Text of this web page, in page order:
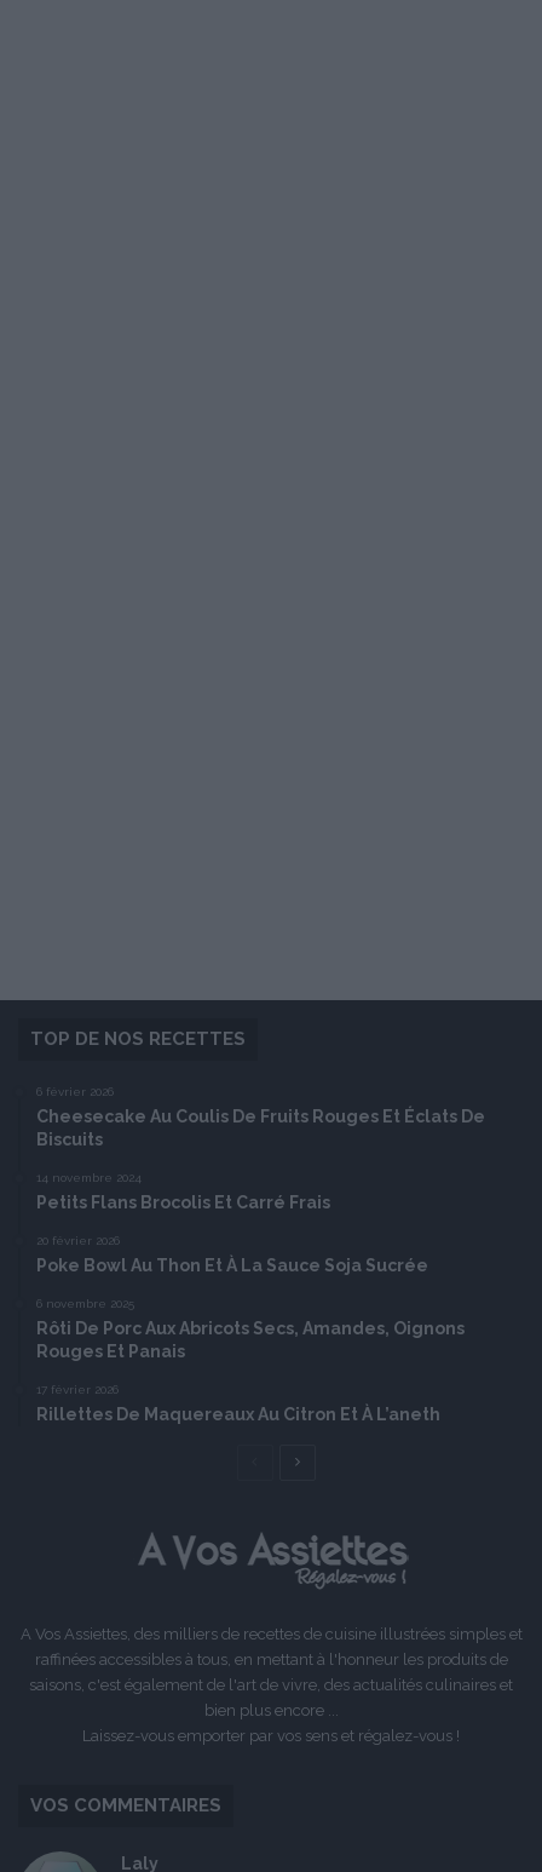
TOP DE NOS RECETTES
6 février 2026
Cheesecake Au Coulis De Fruits Rouges Et Éclats De
Biscuits
14 novembre 2024
Petits Flans Brocolis Et Carré Frais
20 février 2026
Poke Bowl Au Thon Et À La Sauce Soja Sucrée
6 novembre 2025
Rôti De Porc Aux Abricots Secs, Amandes, Oignons
Rouges Et Panais
17 février 2026
Rillettes De Maquereaux Au Citron Et À L’aneth
Page
A Vos Assiettes, des milliers de recettes de cuisine illustrées simples et
raffinées accessibles à tous, en mettant à l'honneur les produits de
saisons, c'est également de l'art de vivre, des actualités culinaires et
bien plus encore ...
Laissez-vous emporter par vos sens et régalez-vous !
VOS COMMENTAIRES
Laly